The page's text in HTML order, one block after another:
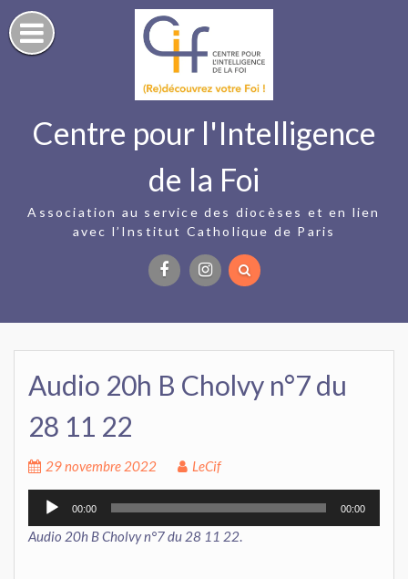
Skip
to
content
Centre pour l'Intelligence
de la Foi
Association au service des diocèses et en lien
avec l’Institut Catholique de Paris
Audio 20h B Cholvy n°7 du
28 11 22
29 novembre 2022
LeCif
Lecteur
audio
00:00 00:00
Audio 20h B Cholvy n°7 du 28 11 22.